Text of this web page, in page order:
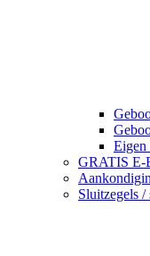
Eigen
GRATIS
Sluitzegels /